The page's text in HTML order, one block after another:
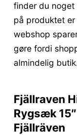
finder du noget
på produktet
webshop
gøre fordi
almindelig
Fjällraven
Rygsæk
Fjällräven